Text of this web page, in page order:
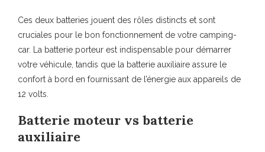
Ces deux batteries jouent des rôles distincts et sont
cruciales pour le bon fonctionnement de votre camping-
car. La batterie porteur est indispensable pour démarrer
votre véhicule, tandis que la batterie auxiliaire assure le
confort à bord en fournissant de l’énergie aux appareils de
12 volts.
Batterie moteur vs batterie
auxiliaire